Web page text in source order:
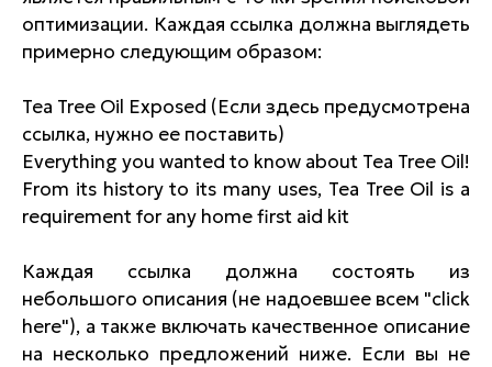
оптимизации. Каждая ссылка должна выглядеть
примерно следующим образом:
Tea Tree Oil Exposed (Если здесь предусмотрена
ссылка, нужно ее поставить)
Everything you wanted to know about Tea Tree Oil!
From its history to its many uses, Tea Tree Oil is a
requirement for any home first aid kit
Каждая ссылка должна состоять из
небольшого описания (не надоевшее всем "click
here"), а также включать качественное описание
на несколько предложений ниже. Если вы не